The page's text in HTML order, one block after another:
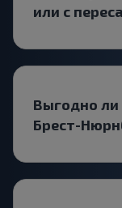
или с
Выгодно ли
Брест-